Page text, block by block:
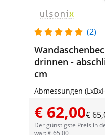
(2)
drinnen -
cm
Abmessungen
€ 62,00€
Der günstigste Preis in
war: € 65,00